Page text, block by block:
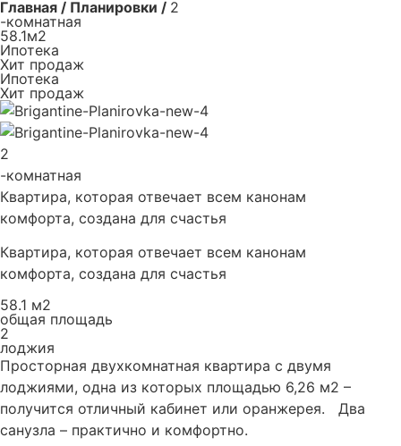
Главная / Планировки / 2
-комнатная
58.1м2
Ипотека
Хит продаж
Ипотека
Хит продаж
2
-комнатная
Квартира, которая отвечает всем канонам
комфорта, создана для счастья
Квартира, которая отвечает всем канонам
комфорта, создана для счастья
58.1 м2
общая площадь
2
лоджия
Просторная двухкомнатная квартира с двумя
лоджиями, одна из которых площадью 6,26 м2 –
получится отличный кабинет или оранжерея. Два
санузла – практично и комфортно.